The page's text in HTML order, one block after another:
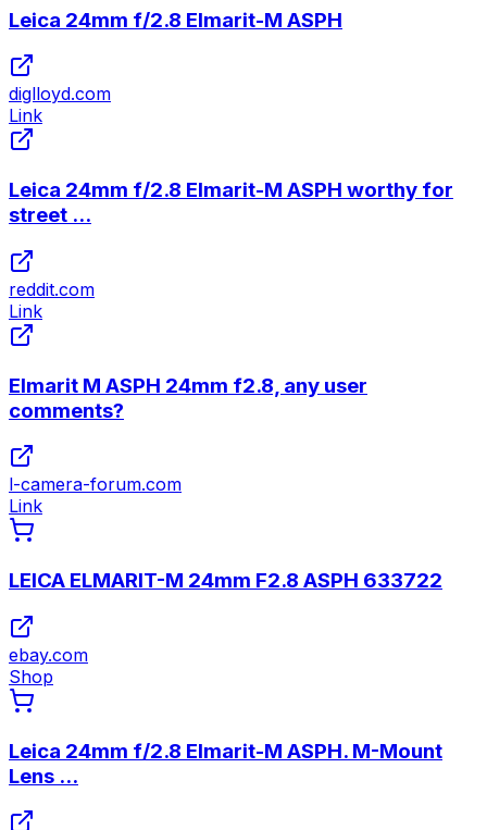
Leica 24mm f/2.8 Elmarit-M ASPH
diglloyd.com
Link
Leica 24mm f/2.8 Elmarit-M ASPH worthy for
street ...
reddit.com
Link
Elmarit M ASPH 24mm f2.8, any user
comments?
l-camera-forum.com
Link
LEICA ELMARIT-M 24mm F2.8 ASPH 633722
ebay.com
Shop
Leica 24mm f/2.8 Elmarit-M ASPH. M-Mount
Lens ...